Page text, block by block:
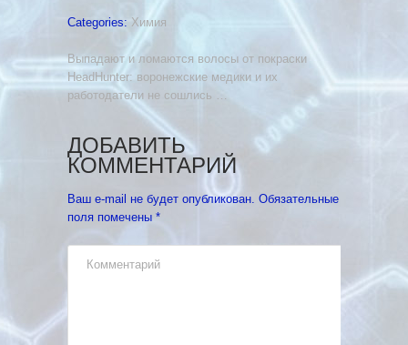
Categories: Химия
Выпадают и ломаются волосы от покраски
HeadHunter: воронежские медики и их
работодатели не сошлись …
ДОБАВИТЬ
КОММЕНТАРИЙ
Ваш e-mail не будет опубликован. Обязательные
поля помечены *
Комментарий